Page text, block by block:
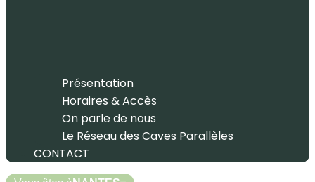
Présentation
Horaires & Accès
On parle de nous
Le Réseau des Caves Parallèles
CONTACT